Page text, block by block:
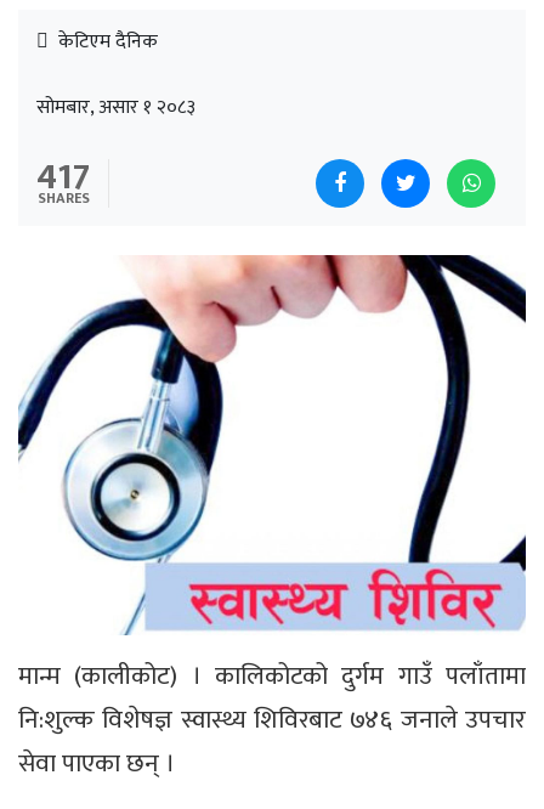
केटिएम दैनिक
सोमबार, असार १ २०८३
417
SHARES
मान्म (कालीकोट) । कालिकोटको दुर्गम गाउँ पलाँतामा
नि:शुल्क विशेषज्ञ स्वास्थ्य शिविरबाट ७४६ जनाले उपचार
सेवा पाएका छन् ।